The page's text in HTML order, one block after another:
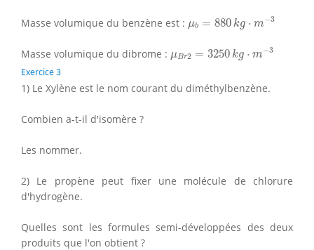
Masse volumique du benzène est : μb = 880 kg ⋅ m−3
880k 3
Masse volumique du dibrome : μBr2 = 3250 kg ⋅ m−3
3250 k −3
Exercice 3
1) Le Xylène est le nom courant du diméthylbenzène.
Combien a-t-il d'isomère ?
Les nommer.
2) Le propène peut fixer une molécule de chlorure
d'hydrogène.
Quelles sont les formules semi-développées des deux
produits que l'on obtient ?